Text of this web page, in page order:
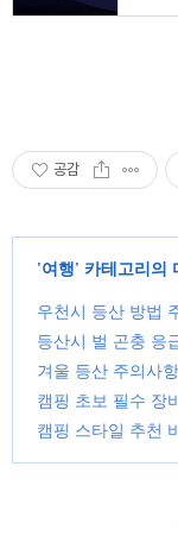
공감
'여행' 카테고리의
우천시 등산 방법
등산시 벌 곤충 응
겨울 등산 주의사
캠핑 초보 필수 장
(0)
캠핑 스타일 추천